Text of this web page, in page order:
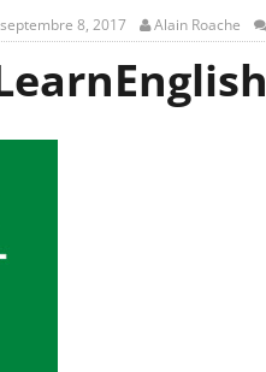
septembre 8, 2017 Alain Roache